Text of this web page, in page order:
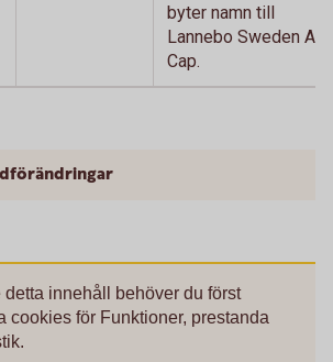
byter namn till
Lannebo Sweden All
Cap.
detta innehåll behöver du först
cookies för Funktioner, prestanda